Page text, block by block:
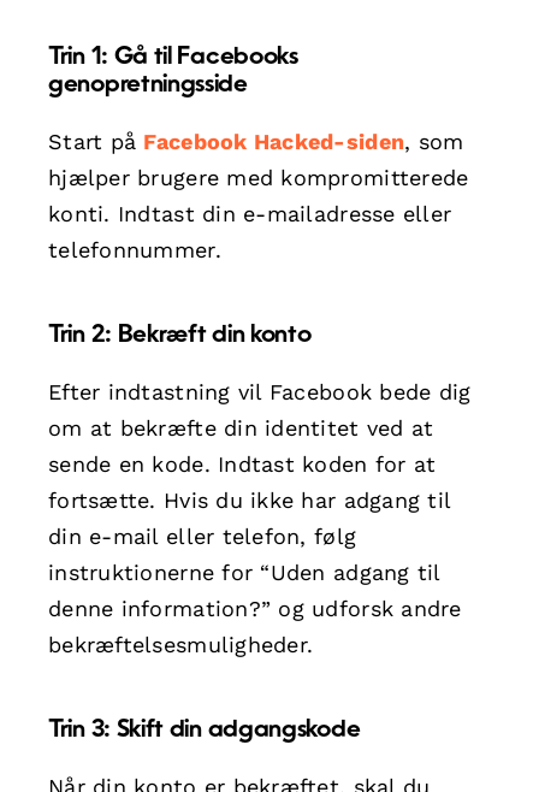
Trin 1: Gå til Facebooks
genopretningsside
Start på Facebook Hacked-siden, som
hjælper brugere med kompromitterede
konti. Indtast din e-mailadresse eller
telefonnummer.
Trin 2: Bekræft din konto
Efter indtastning vil Facebook bede dig
om at bekræfte din identitet ved at
sende en kode. Indtast koden for at
fortsætte. Hvis du ikke har adgang til
din e-mail eller telefon, følg
instruktionerne for “Uden adgang til
denne information?” og udforsk andre
bekræftelsesmuligheder.
Trin 3: Skift din adgangskode
Når din konto er bekræftet, skal du